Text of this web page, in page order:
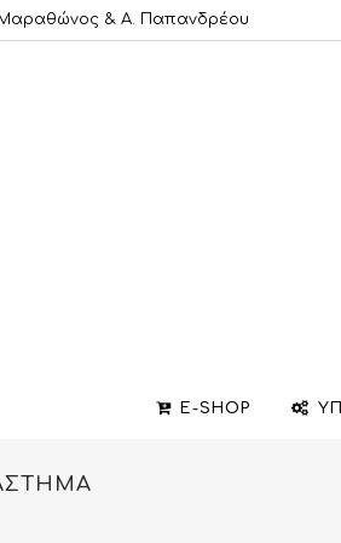
& A. Παπανδρέου
E-SHOP